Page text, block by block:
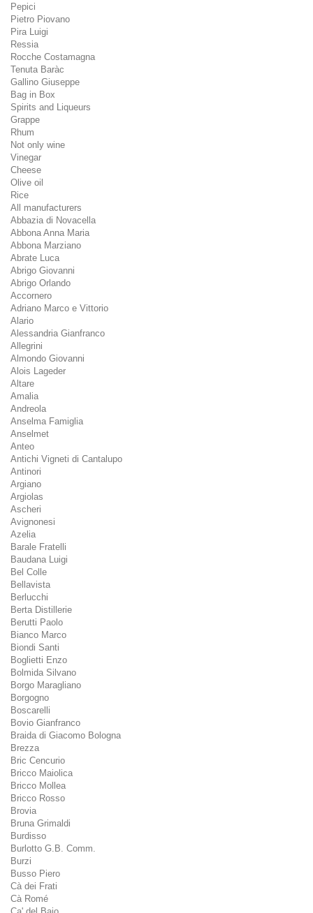
Pepici
Pietro Piovano
Pira Luigi
Ressia
Rocche Costamagna
Tenuta Baràc
Gallino Giuseppe
Bag in Box
Spirits and Liqueurs
Grappe
Rhum
Not only wine
Vinegar
Cheese
Olive oil
Rice
All manufacturers
Abbazia di Novacella
Abbona Anna Maria
Abbona Marziano
Abrate Luca
Abrigo Giovanni
Abrigo Orlando
Accornero
Adriano Marco e Vittorio
Alario
Alessandria Gianfranco
Allegrini
Almondo Giovanni
Alois Lageder
Altare
Amalia
Andreola
Anselma Famiglia
Anselmet
Anteo
Antichi Vigneti di Cantalupo
Antinori
Argiano
Argiolas
Ascheri
Avignonesi
Azelia
Barale Fratelli
Baudana Luigi
Bel Colle
Bellavista
Berlucchi
Berta Distillerie
Berutti Paolo
Bianco Marco
Biondi Santi
Boglietti Enzo
Bolmida Silvano
Borgo Maragliano
Borgogno
Boscarelli
Bovio Gianfranco
Braida di Giacomo Bologna
Brezza
Bric Cencurio
Bricco Maiolica
Bricco Mollea
Bricco Rosso
Brovia
Bruna Grimaldi
Burdisso
Burlotto G.B. Comm.
Burzi
Busso Piero
Cà dei Frati
Cà Romé